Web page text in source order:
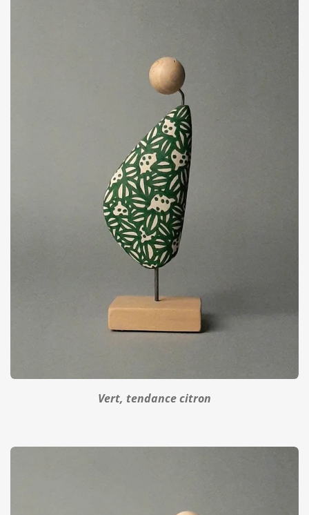
Vert, tendance citron